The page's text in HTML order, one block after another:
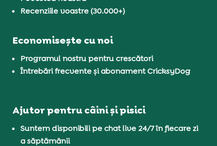
Recenziile voastre (30.000+)
Economisește cu noi
Programul nostru pentru crescători
Întrebări frecvente și abonament CricksyDog
Ajutor pentru câini și pisici
Suntem disponibili pe chat live 24/7 în fiecare zi
a săptămânii